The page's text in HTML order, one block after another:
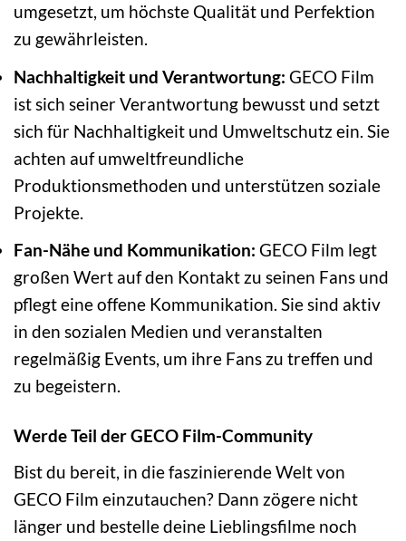
umgesetzt, um höchste Qualität und Perfektion
zu gewährleisten.
Nachhaltigkeit und Verantwortung: GECO Film
ist sich seiner Verantwortung bewusst und setzt
sich für Nachhaltigkeit und Umweltschutz ein. Sie
achten auf umweltfreundliche
Produktionsmethoden und unterstützen soziale
Projekte.
Fan-Nähe und Kommunikation: GECO Film legt
großen Wert auf den Kontakt zu seinen Fans und
pflegt eine offene Kommunikation. Sie sind aktiv
in den sozialen Medien und veranstalten
regelmäßig Events, um ihre Fans zu treffen und
zu begeistern.
Werde Teil der GECO Film-Community
Bist du bereit, in die faszinierende Welt von
GECO Film einzutauchen? Dann zögere nicht
länger und bestelle deine Lieblingsfilme noch